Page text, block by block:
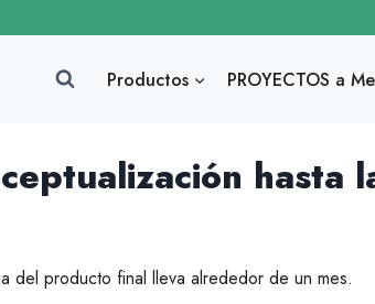
Productos PROYECTOS a
hasta
del producto final lleva alrededor de un mes.